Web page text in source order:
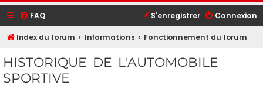
FAQ Connexion
S’enregistrer
Index du forum Informations Fonctionnement du forum
HISTORIQUE DE L'AUTOMOBILE
SPORTIVE